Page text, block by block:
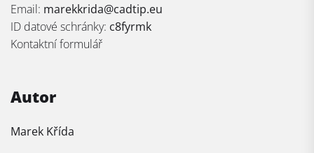
Email: marekkrida@cadtip.eu
ID datové schránky: c8fyrmk
Kontaktní formulář
Autor
Marek Křída